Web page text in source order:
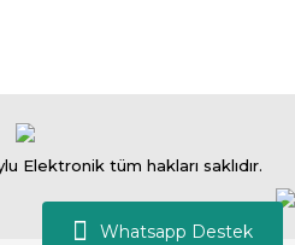
Whatsapp Destek
Elektronik tüm hakları saklıdır.